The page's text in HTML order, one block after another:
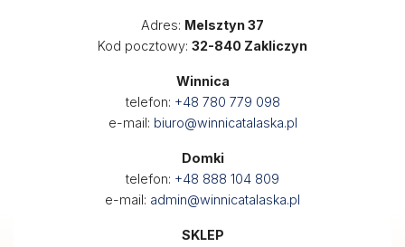
Adres: Melsztyn 37
Kod pocztowy: 32-840 Zakliczyn
Winnica
telefon: +48 780 779 098
e-mail: biuro@winnicatalaska.pl
Domki
telefon: +48 888 104 809
e-mail: admin@winnicatalaska.pl
SKLEP